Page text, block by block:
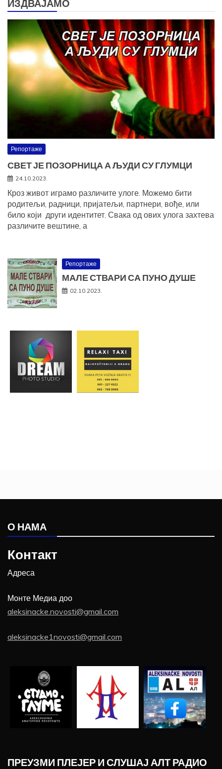
ИЗДВАЈАМО
Репортаже
СВЕТ ЈЕ ПОЗОРНИЦА А ЉУДИ СУ ГЛУМЦИ
24.10.2023.
Кроз живот играмо различите улоге. Можемо бити
родитељи, радници, пријатељи, партнери, вође, или
било који други идентитет. Свака од ових улога захтева
различите вештине, а
Репортаже
МАЛЕ СТВАРИ СА ПУНО ДУШЕ
02.10.2023.
О НАМА
Контакт
Адреса
Монте Медиа доо
aleksinacke.novosti@gmail.com
aleksinacke1novosti@gmail.com
ПРЕУЗМИ ПЛЕЈЕР И СЛУШАЈ АЛТ РАДИО